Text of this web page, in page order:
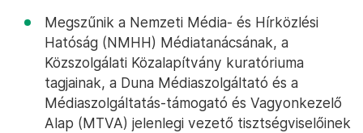
Megszűnik a Nemzeti Média- és Hírközlési
Hatóság (NMHH) Médiatanácsának, a
Közszolgálati Közalapítvány kuratóriuma
tagjainak, a Duna Médiaszolgáltató és a
Médiaszolgáltatás-támogató és Vagyonkezelő
Alap (MTVA) jelenlegi vezető tisztségviselőinek